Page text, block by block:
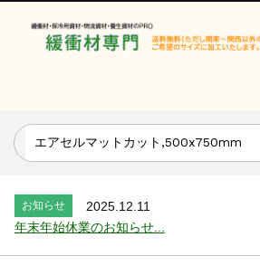
オンラインショップを開設いたしました。...
お知らせ
2026.7.24
お知らせ
2025.12.11
年末年始休業のお知らせ...